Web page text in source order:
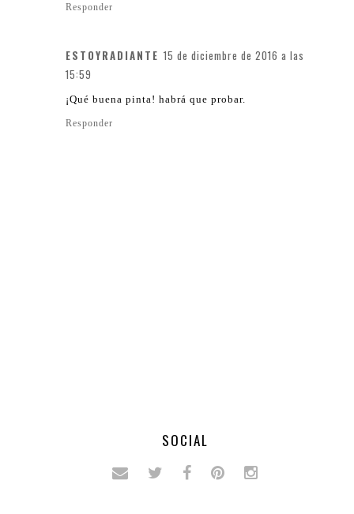
Responder
ESTOYRADIANTE 15 de diciembre de 2016 a las
15:59
¡Qué buena pinta! habrá que probar.
Responder
SOCIAL